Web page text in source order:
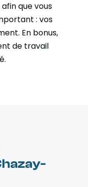
que vous
: vos
En bonus,
de travail